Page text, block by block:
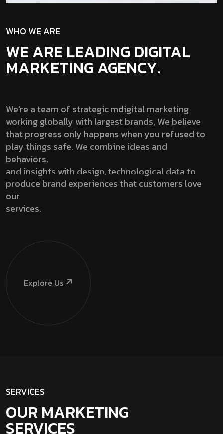
WHO WE ARE
WE ARE LEADING DIGITAL
MARKETING AGENCY.
We’re a team of strategic mdigital marketing
working globally with largest brands, We believe
that progress only happens when you refused to
play things safe. We combine ideas and
behaviors,
and insights with design, technological data to
produce brand experiences that customers love
our
services.
Explore Us
SERVICES
OUR MARKETING
SERVICES